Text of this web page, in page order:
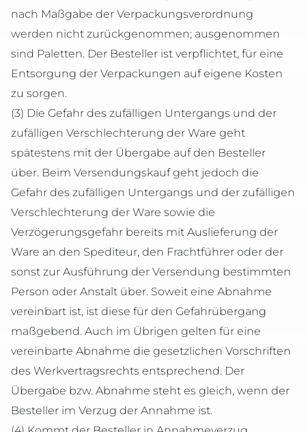
nach Maßgabe der Verpackungsverordnung
werden nicht zurückgenommen; ausgenommen
sind Paletten. Der Besteller ist verpflichtet, für eine
Entsorgung der Verpackungen auf eigene Kosten
zu sorgen.
(3) Die Gefahr des zufälligen Untergangs und der
zufälligen Verschlechterung der Ware geht
spätestens mit der Übergabe auf den Besteller
über. Beim Versendungskauf geht jedoch die
Gefahr des zufälligen Untergangs und der zufälligen
Verschlechterung der Ware sowie die
Verzögerungsgefahr bereits mit Auslieferung der
Ware an den Spediteur, den Frachtführer oder der
sonst zur Ausführung der Versendung bestimmten
Person oder Anstalt über. Soweit eine Abnahme
vereinbart ist, ist diese für den Gefahrübergang
maßgebend. Auch im Übrigen gelten für eine
vereinbarte Abnahme die gesetzlichen Vorschriften
des Werkvertragsrechts entsprechend. Der
Übergabe bzw. Abnahme steht es gleich, wenn der
Besteller im Verzug der Annahme ist.